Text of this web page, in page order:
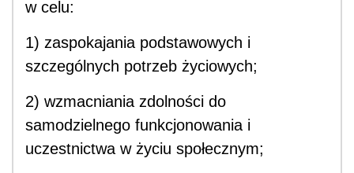
w celu:
1) zaspokajania podstawowych i
szczególnych potrzeb życiowych;
2) wzmacniania zdolności do
samodzielnego funkcjonowania i
uczestnictwa w życiu społecznym;